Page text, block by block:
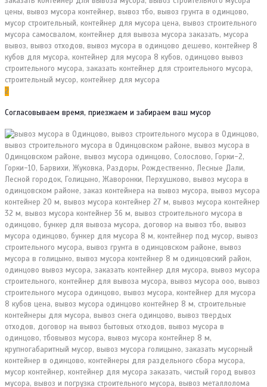
2
Согласовываем время, приезжаем и забираем ваш мусор